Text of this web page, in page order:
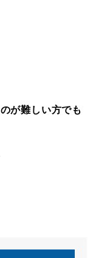
が難しい方でも